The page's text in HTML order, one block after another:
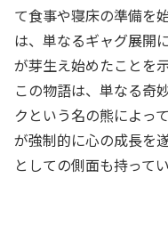
て食事や寝床の準備を
は、単なるギャグ展開
が芽生え始めたことを
この物語は、単なる奇
クという名の熊によっ
が強制的に心の成長を
としての側面も持って